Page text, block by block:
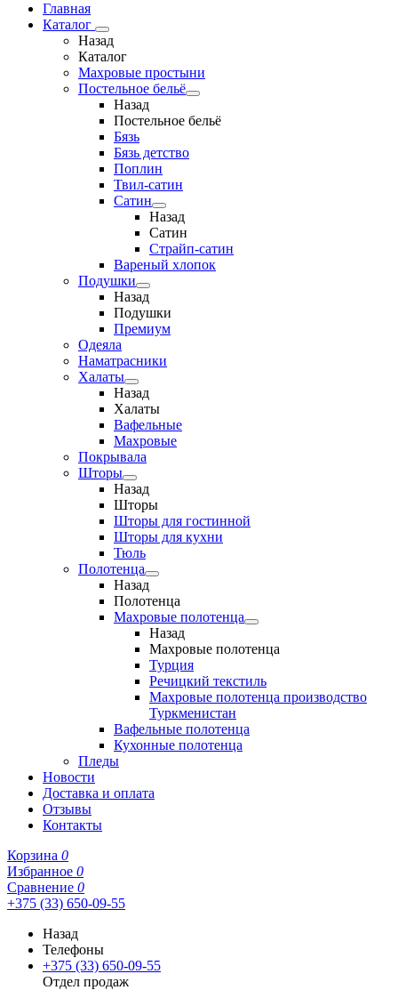
Главная
Каталог
Назад
Каталог
Махровые простыни
Постельное бельё
Назад
Постельное бельё
Бязь
Бязь детство
Поплин
Твил-сатин
Сатин
Назад
Сатин
Страйп-сатин
Вареный хлопок
Подушки
Назад
Подушки
Премиум
Одеяла
Наматрасники
Халаты
Назад
Халаты
Вафельные
Махровые
Покрывала
Шторы
Назад
Шторы
Шторы для гостинной
Шторы для кухни
Тюль
Полотенца
Назад
Полотенца
Махровые полотенца
Назад
Махровые полотенца
Турция
Речицкий текстиль
Махровые полотенца производство
Туркменистан
Вафельные полотенца
Кухонные полотенца
Пледы
Новости
Доставка и оплата
Отзывы
Контакты
Корзина 0
Избранное 0
Сравнение 0
+375 (33) 650-09-55
Назад
Телефоны
+375 (33) 650-09-55
Отдел продаж